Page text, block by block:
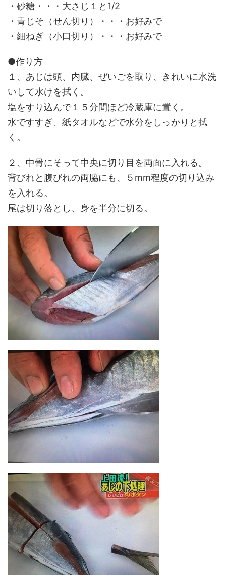
・砂糖・・・大さじ１と1/2
・青じそ（せん切り）・・・お好みで
・細ねぎ（小口切り）・・・お好みで
●作り方
１、あじは頭、内臓、ぜいごを取り、きれいに水洗
いして水けを拭く。
塩をすり込んで１５分間ほど冷蔵庫に置く。
水ですすぎ、紙タオルなどで水分をしっかりと拭
く。
２、中骨にそって中央に切り目を両面に入れる。
背びれと腹びれの両脇にも、５mm程度の切り込み
を入れる。
尾は切り落とし、身を半分に切る。